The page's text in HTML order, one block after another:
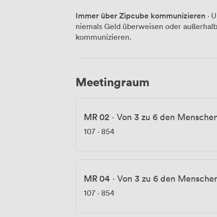
ein, oder Sie genießen den Ausblick von
stehen Ladestationen zur Verfügung,
hauseigenen Park einen ruhigen Rückzugsort. Die Lage im
Frankfurt liegen nur wenige
Immer über Zipcube kommunizieren ·
niemals Geld überweisen oder
kommunizieren.
Meetingraum
MR 02 · Von 3 zu 6 den
107 · 854
MR 04 · Von 3 zu 6 den
107 · 854